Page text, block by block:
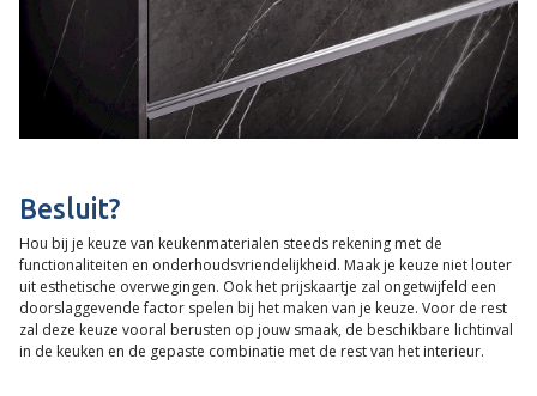
Besluit?
Hou bij je keuze van keukenmaterialen steeds rekening met de
functionaliteiten en onderhoudsvriendelijkheid. Maak je keuze niet louter
uit esthetische overwegingen. Ook het prijskaartje zal ongetwijfeld een
doorslaggevende factor spelen bij het maken van je keuze. Voor de rest
zal deze keuze vooral berusten op jouw smaak, de beschikbare lichtinval
in de keuken en de gepaste combinatie met de rest van het interieur.